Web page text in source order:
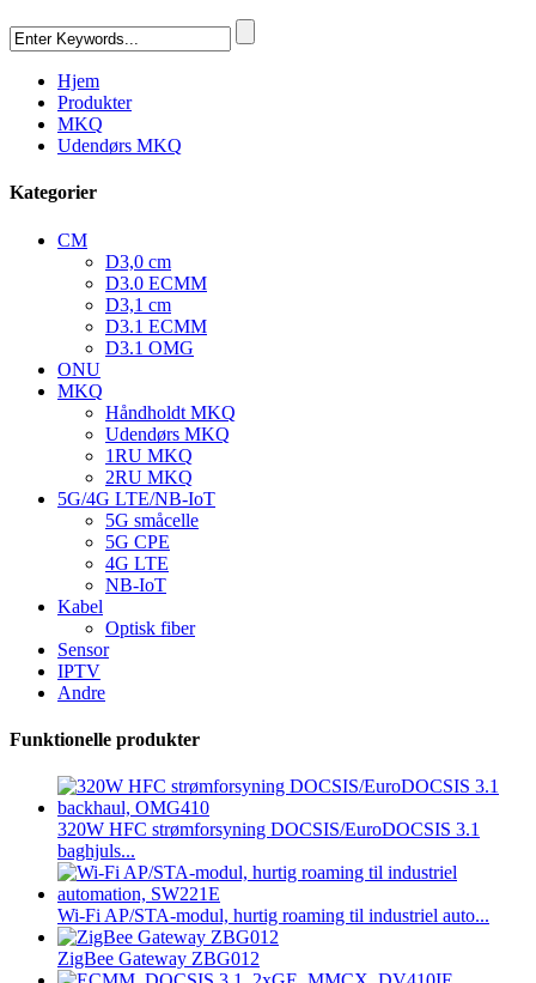
Hjem
Produkter
MKQ
Udendørs MKQ
Kategorier
CM
D3,0 cm
D3.0 ECMM
D3,1 cm
D3.1 ECMM
D3.1 OMG
ONU
MKQ
Håndholdt MKQ
Udendørs MKQ
1RU MKQ
2RU MKQ
5G/4G LTE/NB-IoT
5G småcelle
5G CPE
4G LTE
NB-IoT
Kabel
Optisk fiber
Sensor
IPTV
Andre
Funktionelle produkter
320W HFC strømforsyning DOCSIS/EuroDOCSIS 3.1
baghjuls...
Wi-Fi AP/STA-modul, hurtig roaming til industriel auto...
ZigBee Gateway ZBG012